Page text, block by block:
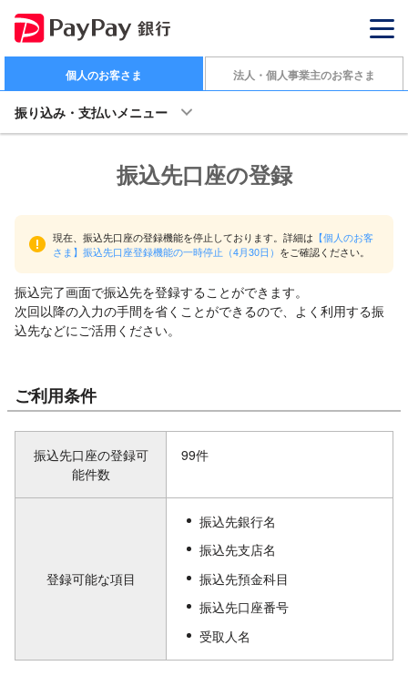
個人のお客さま 法人・個人事業主のお客さま
振り込み・支払いメニュー
振込先口座の登録
現在、振込先口座の登録機能を停止しております。詳細は 【個人のお客
さま】振込先口座登録機能の一時停止（4月30日） をご確認ください。
振込完了画面で振込先を登録することができます。
次回以降の入力の手間を省くことができるので、よく利用する振
込先などにご活用ください。
ご利用条件
振込先口座の登録可
能件数
99件
登録可能な項目
振込先銀行名
振込先支店名
振込先預金科目
振込先口座番号
受取人名